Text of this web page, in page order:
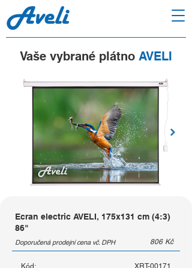
Vaše vybrané plátno AVELI
Ecran electric AVELI, 175x131 cm (4:3)
86"
Doporučená prodejní cena vč. DPH 806 Kč
Kód: XRT-00171